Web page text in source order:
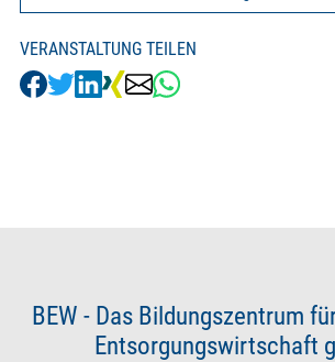
VERANSTALTUNG TEILEN
BEW - Das Bildungszentrum
Entsorgungswirtschaft